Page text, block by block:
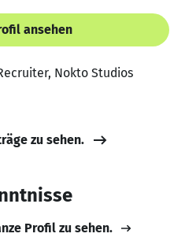
ansehen
Nokto Studios
zu sehen.
Profil zu sehen.